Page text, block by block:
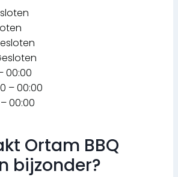
00:00
– 00:00
00:00
Ortam BBQ
bijzonder?